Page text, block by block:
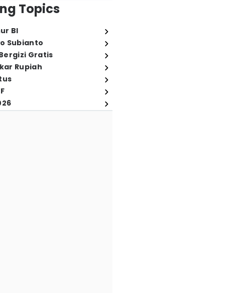
Topics
BI
Subianto
Gratis
Rupiah